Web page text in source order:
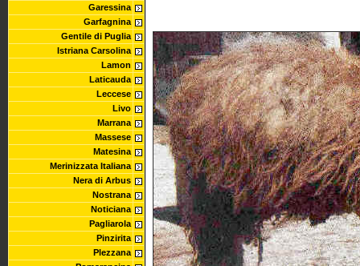
Garessina
Garfagnina
Gentile di Puglia
Istriana Carsolina
Lamon
Laticauda
Leccese
Livo
Marrana
Massese
Matesina
Merinizzata Italiana
Nera di Arbus
Nostrana
Noticiana
Pagliarola
Pinzirita
Plezzana